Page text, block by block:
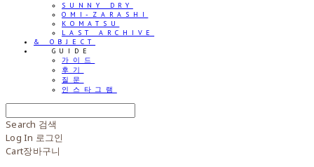
SUNNY DRY
OMI-ZARASHI
KOMATSU
LAST ARCHIVE
& OBJECT
⠀⠀GUIDE
가이드
후기
질문
인스타그램
Search 검색
Log In 로그인
Cart장바구니